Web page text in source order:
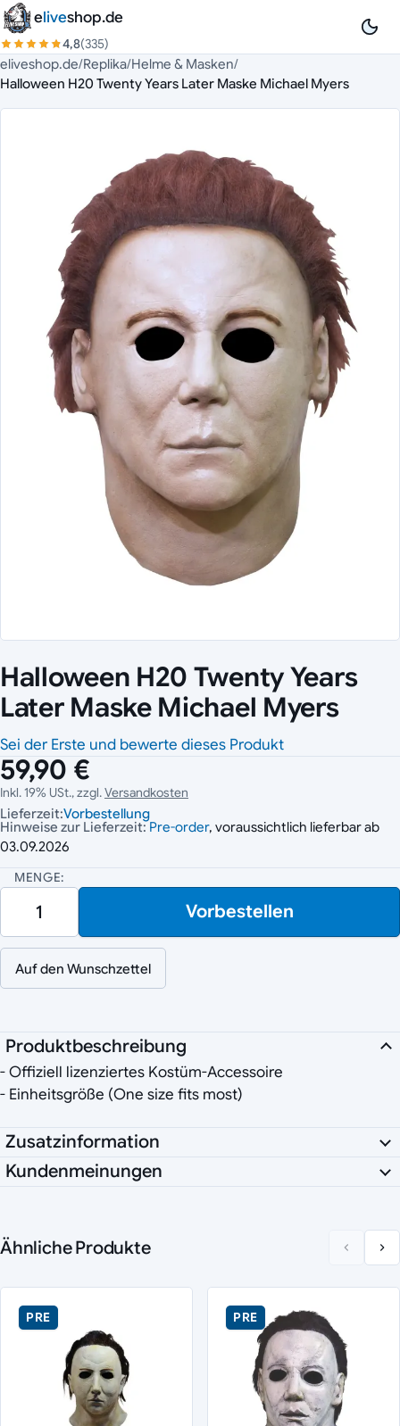
Zum Inhalt springen
eliveshop.de
4,8(335)
eliveshop.de/Replika/Helme & Masken/
Halloween H20 Twenty Years Later Maske Michael Myers
Halloween H20 Twenty Years
Later Maske Michael Myers
Sei der Erste und bewerte dieses Produkt
59,90 €
Inkl. 19% USt., zzgl.Versandkosten
Lieferzeit:Vorbestellung
Hinweise zur Lieferzeit: Pre-order, voraussichtlich lieferbar ab
03.09.2026
MENGE:
Vorbestellen
Auf den Wunschzettel
Produktbeschreibung
- Offiziell lizenziertes Kostüm-Accessoire
- Einheitsgröße (One size fits most)
Zusatzinformation
Kundenmeinungen
Ähnliche Produkte
PRE PRE